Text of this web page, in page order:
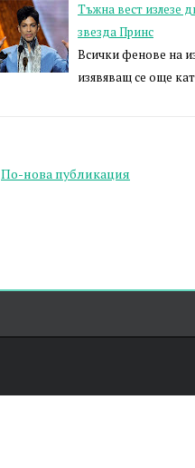
Тъжна вест излезе
звезда Принс
Всички фенове на
изявяващ се още
По-нова публикация